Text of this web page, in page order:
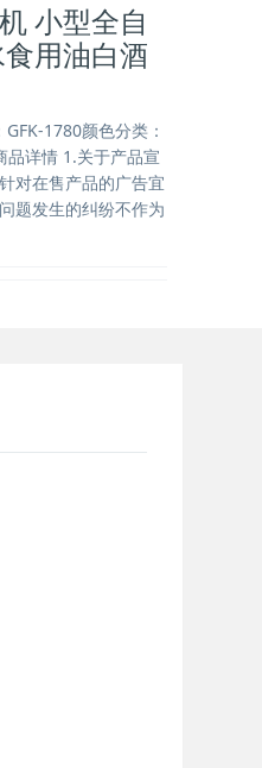
小型全自
用油白酒
1780颜色分类：
品详情 1.关于产品宣
对在售产品的广告宜
题发生的纠纷不作为